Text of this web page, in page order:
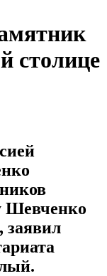
столице
Шевченко
заявил